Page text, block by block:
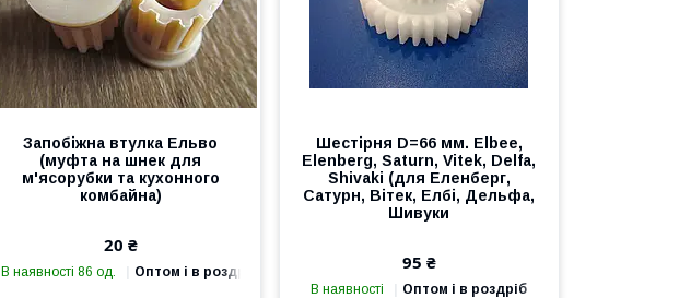
Запобіжна втулка Ельво
(муфта на шнек для
м'ясорубки та кухонного
комбайна)
20 ₴
В наявності 86 од. Оптом і в роздріб
Шестірня D=66 мм. Elbee,
Elenberg, Saturn, Vitek, Delfa,
Shivaki (для Еленберг,
Сатурн, Вітек, Елбі, Дельфа,
Шивуки
95 ₴
В наявності Оптом і в роздріб